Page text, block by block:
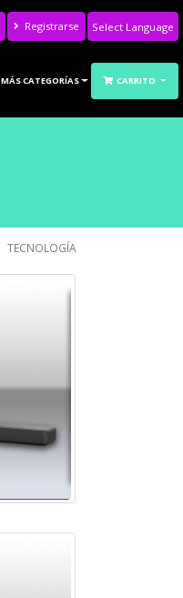
Registrarse
Translate
MÁS CATEGORÍAS CARRITO
TECNOLOGÍA